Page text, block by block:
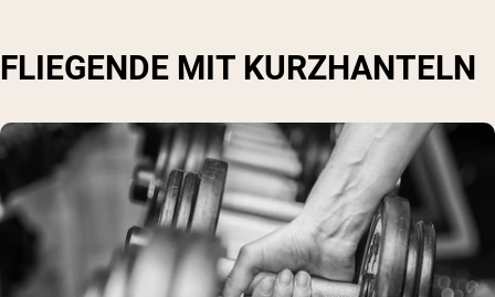
FLIEGENDE MIT KURZHANTELN